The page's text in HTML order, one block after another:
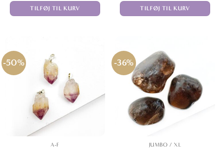
pris
var:
TILFØJ TIL KURV
pris
var:
pris
TILFØJ TIL KURV
-50%
A-F
-36%
JUMBO / XL